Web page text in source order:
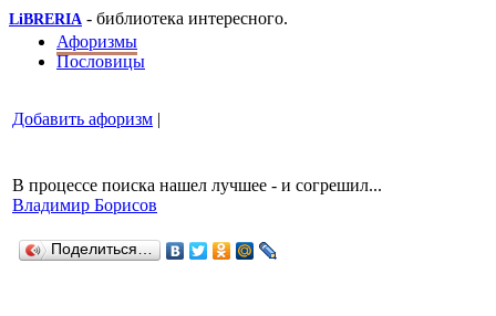
LiBRERIA - библиотека интересного.
Афоризмы
Пословицы
Добавить афоризм |
В процессе поиска нашел лучшее - и согрешил...
Владимир Борисов
Поделиться…